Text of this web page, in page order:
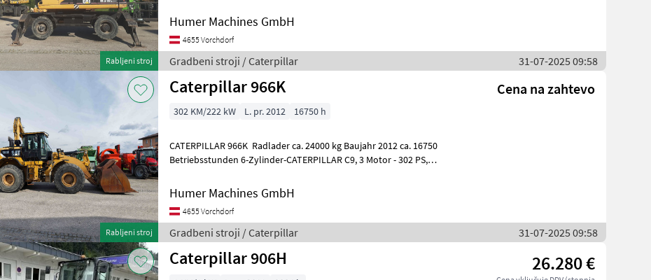
Rabljeni stroj
Humer Machines GmbH
4655 Vorchdorf
Gradbeni stroji / Caterpillar 31-07-2025 09:58
Rabljeni stroj
Caterpillar 966K Cena na zahtevo
302 KM/222 kW L. pr. 2012 16750 h
CATERPILLAR 966K Radlader ca. 24000 kg Baujahr 2012 ca. 16750
Betriebsstunden 6-Zylinder-CATERPILLAR C9, 3 Motor - 302 PS,
Humer Machines GmbH
4655 Vorchdorf
Gradbeni stroji / Caterpillar 31-07-2025 09:58
Caterpillar 906H 26.280 €